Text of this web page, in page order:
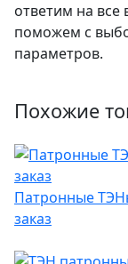
ответим на
поможем с
параметров.
Похожие
Патронные
заказ